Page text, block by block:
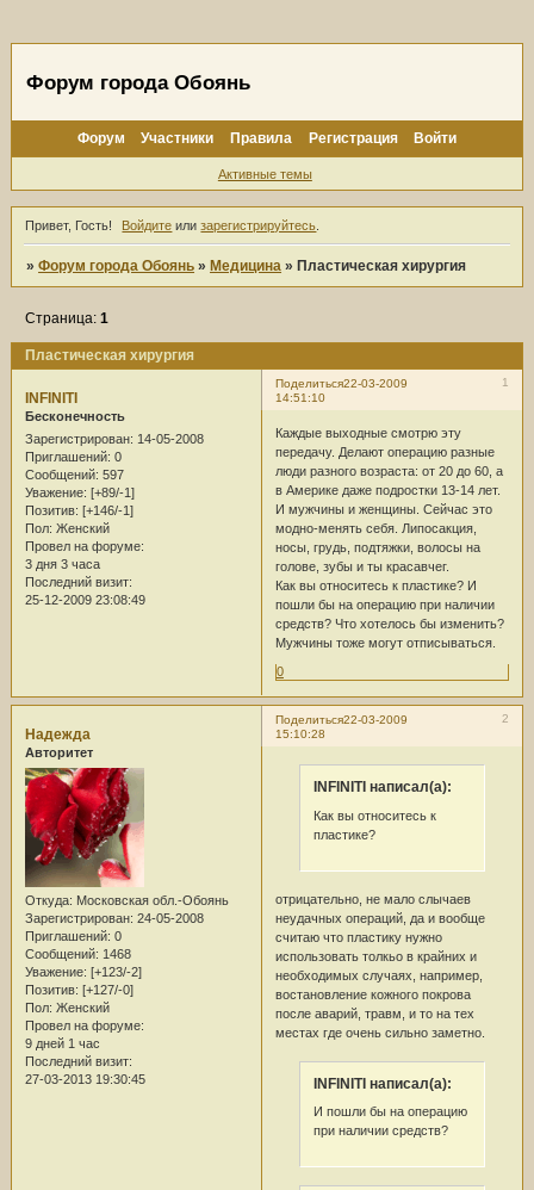
Форум города Обоянь
Форум Участники Правила Регистрация Войти
Активные темы
Привет, Гость! Войдите илизарегистрируйтесь
»Форум города Обоянь » Медицина » Пластическая хирургия
Пластическая хирургия
Страница:1
Поделиться 1
22-03-2009
14:51:10
INFINITI
Бесконечность
Зарегистрирован: 14-05-2008
Приглашений: 0
Сообщений: 597
Уважение: [+89/-1]
Позитив: [+146/-1]
Пол: Женский
Провел на форуме:
3 дня 3 часа
Последний визит:
25-12-2009 23:08:49
Каждые выходные смотрю эту
передачу. Делают операцию разные
люди разного возраста: от 20 до 60, а
в Америке даже подростки 13-14 лет.
И мужчины и женщины. Сейчас это
модно-менять себя. Липосакция,
носы, грудь, подтяжки, волосы на
голове, зубы и ты красавчег.
Как вы относитесь к пластике? И
пошли бы на операцию при наличии
средств? Что хотелось бы изменить?
Мужчины тоже могут отписываться.
0
Поделиться 2
22-03-2009
15:10:28
Надежда
Авторитет
Откуда: Московская обл.-Обоянь
Зарегистрирован: 24-05-2008
Приглашений: 0
Сообщений: 1468
Уважение: [+123/-2]
Позитив: [+127/-0]
Пол: Женский
Провел на форуме:
9 дней 1 час
Последний визит:
27-03-2013 19:30:45
INFINITI написал(а):
Как вы относитесь к
пластике?
отрицательно, не мало слычаев
неудачных операций, да и вообще
считаю что пластику нужно
использовать толкьо в крайних и
необходимых случаях, например,
востановление кожного покрова
после аварий, травм, и то на тех
местах где очень сильно заметно.
INFINITI написал(а):
И пошли бы на операцию
при наличии средств?